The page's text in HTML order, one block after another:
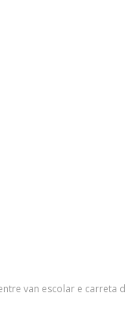
van escolar e carreta